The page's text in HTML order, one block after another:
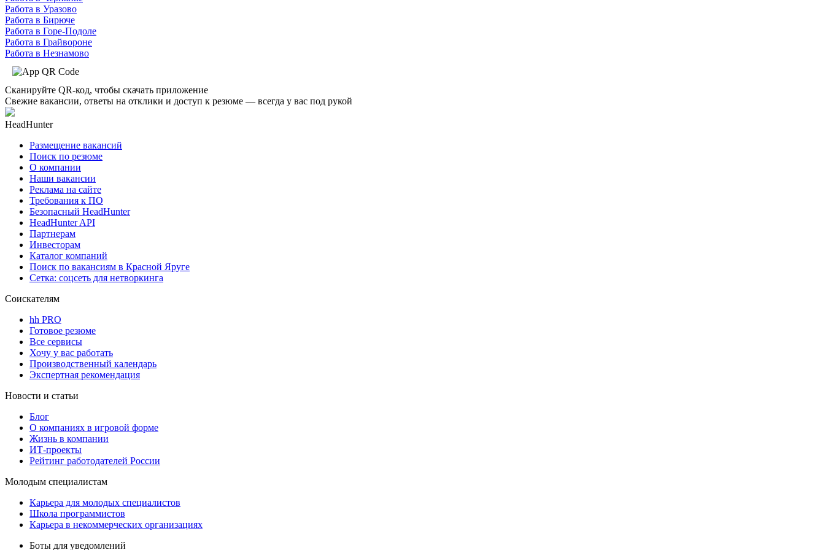
Работа в Уразово
Работа в Бирюче
Работа в Горе-Подоле
Работа в Грайвороне
Работа в Незнамово
Сканируйте QR-код, чтобы скачать приложение
Свежие вакансии, ответы на отклики и доступ к резюме — всегда у вас под рукой
HeadHunter
Размещение вакансий
Поиск по резюме
О компании
Наши вакансии
Реклама на сайте
Требования к ПО
Безопасный HeadHunter
HeadHunter API
Партнерам
Инвесторам
Каталог компаний
Поиск по вакансиям в Красной Яруге
Сетка: соцсеть для нетворкинга
Соискателям
hh PRO
Готовое резюме
Все сервисы
Хочу у вас работать
Производственный календарь
Экспертная рекомендация
Новости и статьи
Блог
О компаниях в игровой форме
Жизнь в компании
ИТ-проекты
Рейтинг работодателей России
Молодым специалистам
Карьера для молодых специалистов
Школа программистов
Карьера в некоммерческих организациях
Боты для уведомлений